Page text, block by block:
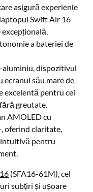
asigură experiențe
Swift Air 16
a bateriei de
aluminiu, dispozitivul
ecranul său mare de
excelentă pentru cei
greutate.
AMOLED cu
oferind claritate,
pentru
(SFA16-61M), cel
subțiri și ușoare